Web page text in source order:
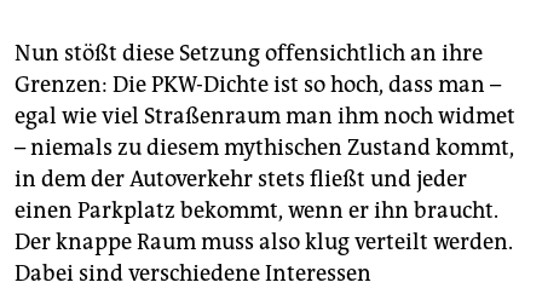
Nun stößt diese Setzung offensichtlich an ihre
Grenzen: Die PKW-Dichte ist so hoch, dass man –
egal wie viel Straßenraum man ihm noch widmet
– niemals zu diesem mythischen Zustand kommt,
in dem der Autoverkehr stets fließt und jeder
einen Parkplatz bekommt, wenn er ihn braucht.
Der knappe Raum muss also klug verteilt werden.
Dabei sind verschiedene Interessen